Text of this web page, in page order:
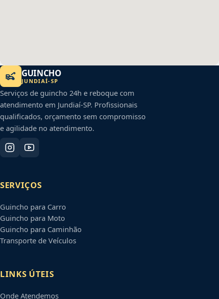
GUINCHO
JUNDIAÍ-SP
Serviços de guincho 24h e reboque com
atendimento em Jundiaí-SP. Profissionais
qualificados, orçamento sem compromisso
e agilidade no atendimento.
SERVIÇOS
Guincho para Carro
Guincho para Moto
Guincho para Caminhão
Transporte de Veículos
LINKS ÚTEIS
Onde Atendemos